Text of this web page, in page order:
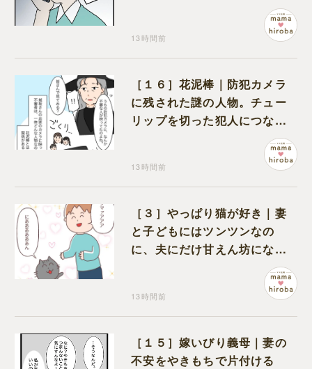
13時間前
［１６］花泥棒｜防犯カメラ
に残された謎の人物。チュー
リップを切った犯人につなが
る証拠になるのか期待する
13時間前
［３］やっぱり猫が好き｜妻
と子どもにはツンツンなの
に、夫にだけ甘えん坊になる
13時間前
［１５］嫁いびり義母｜妻の
不安をやきもちで片付ける